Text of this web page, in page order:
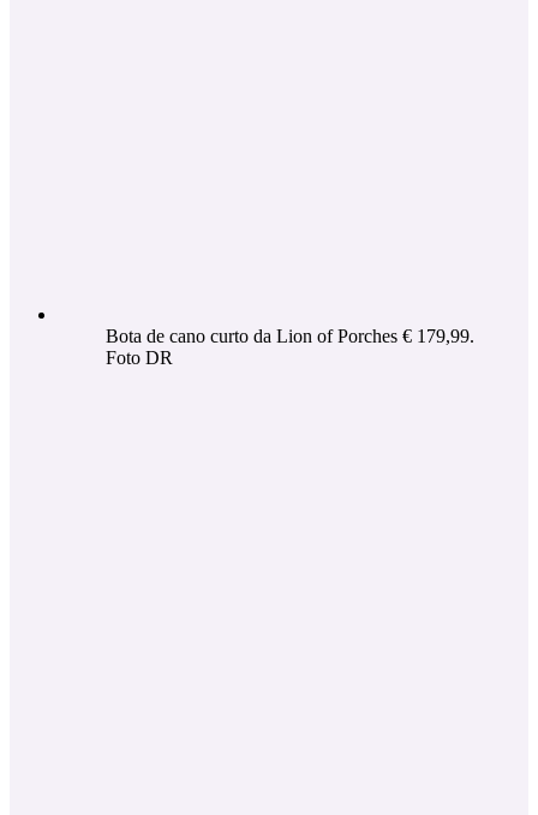
Bota de cano curto da Lion of Porches € 179,99.
Foto DR